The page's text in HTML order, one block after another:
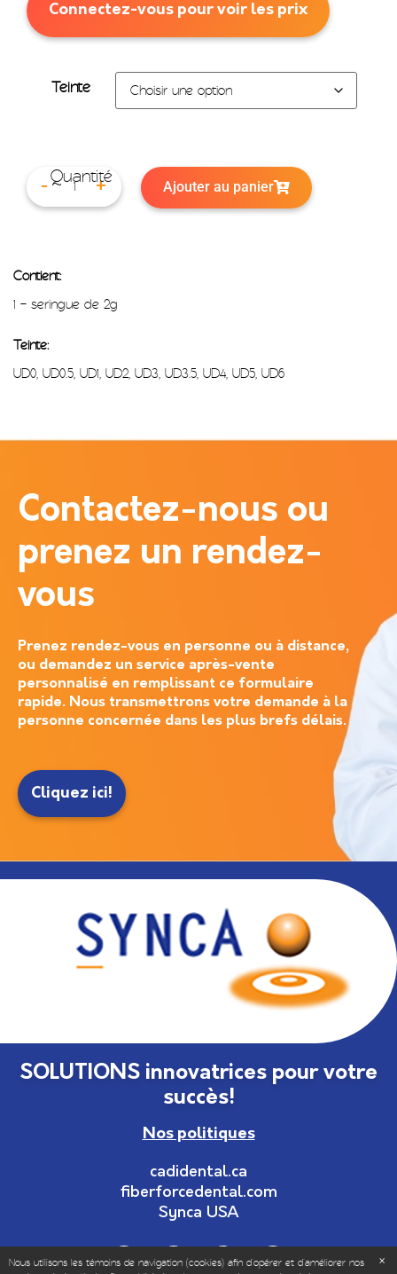
Connectez-vous pour voir les prix
Teinte
- + Ajouter au panier
Contient:
1 – seringue de 2g
Teinte:
UD0, UD0.5, UD1, UD2, UD3, UD3.5, UD4, UD5, UD6
Contactez-nous ou
prenez un rendez-
vous
Prenez rendez-vous en personne ou à distance,
ou demandez un service après-vente
personnalisé en remplissant ce formulaire
rapide. Nous transmettrons votre demande à la
personne concernée dans les plus brefs délais.
Cliquez ici!
SOLUTIONS innovatrices pour votre
succès!
Nos politiques
cadidental.ca
fiberforcedental.com
Synca USA
Nous utilisons les témoins de navigation (cookies) afin d'opérer et d’améliorer nos